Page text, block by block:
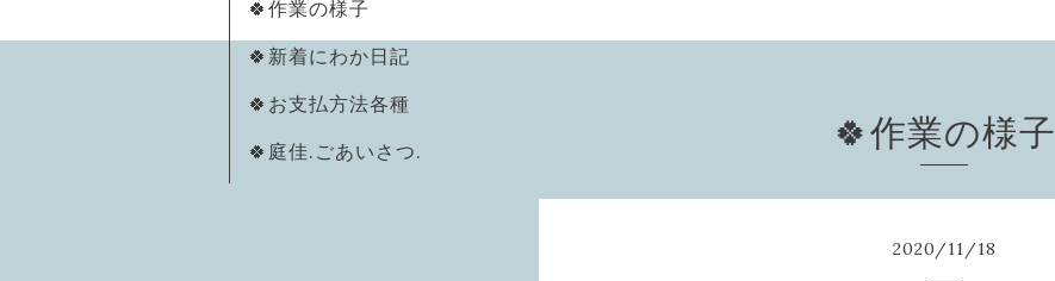
🍀作業の様子
🍀新着にわか日記
🍀お支払方法各種
🍀庭佳.ごあいさつ.
🍀作業の様子
2020/11/18